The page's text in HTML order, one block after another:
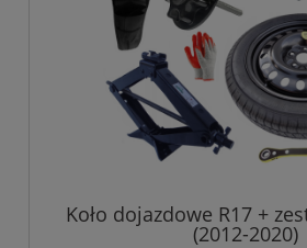
Koło dojazdowe R17 +
(2012-2020)